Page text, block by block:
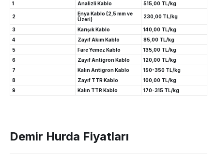
1 Analizli Kablo 515,00 TL/kg
2
Enya Kablo (2,5 mm ve
Üzeri)
230,00 TL/kg
3 Karışık Kablo
140,00 TL/kg
4
Zayıf Akım Kablo
85,00 TL/kg
5
Fare Yemez Kablo
135,00 TL/kg
6
Zayıf Antigron Kablo
120,00 TL/kg
7
Kalın Antigron Kablo
150-350 TL/kg
8
Zayıf TTR Kablo
100,00 TL/kg
9
Kalın TTR Kablo 170-315 TL/kg
Demir Hurda Fiyatları